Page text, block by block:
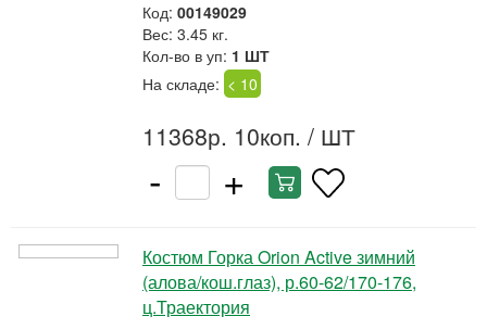
Код: 00149029
Вес: 3.45 кг.
Кол-во в уп: 1 ШТ
На складе: < 10
11368р. 10коп. / ШТ
- +
Костюм Горка Orion Active зимний
(алова/кош.глаз), р.60-62/170-176,
ц.Траектория